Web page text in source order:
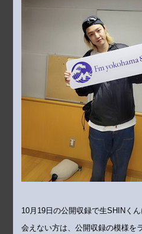
10月19日の公開収録で生SHINく
会えない方は、公開収録の模様を